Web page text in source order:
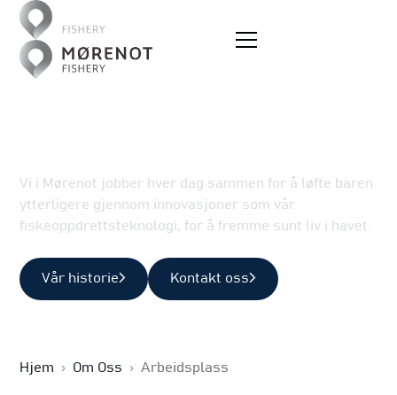
Vi i Mørenot jobber hver dag sammen for å løfte baren
ytterligere gjennom innovasjoner som vår
fiskeoppdrettsteknologi, for å fremme sunt liv i havet.
Vår historie Kontakt oss
Hjem › Om Oss › Arbeidsplass